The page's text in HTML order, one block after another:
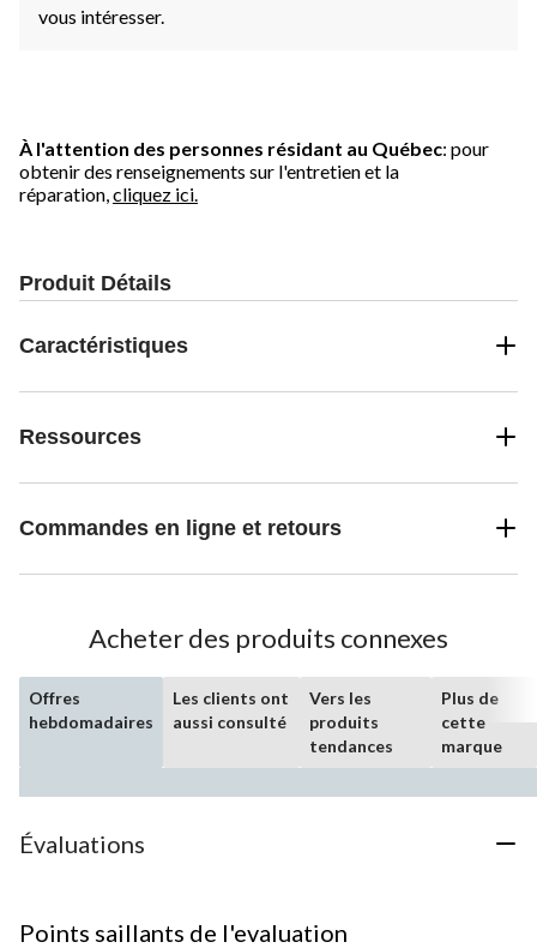
vous intéresser.
À l'attention des personnes résidant au Québec: pour
obtenir des renseignements sur l'entretien et la
réparation, cliquez ici.
Produit Détails
Caractéristiques
Ressources
Commandes en ligne et retours
Acheter des produits connexes
Offres
hebdomadaires
Les clients ont
aussi consulté
Vers les
produits
tendances
Plus de
cette
marque
Évaluations
Points saillants de l'evaluation